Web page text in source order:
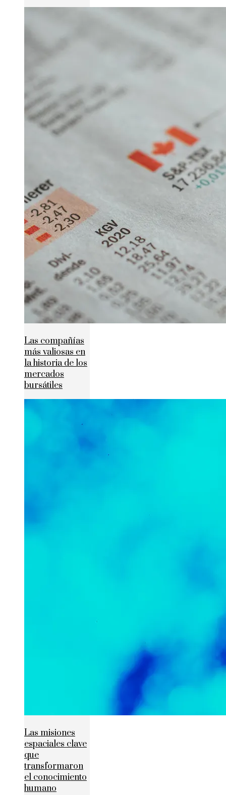
Las compañías
más valiosas en
la historia de los
mercados
bursátiles
Las misiones
espaciales clave
que
transformaron
el conocimiento
humano